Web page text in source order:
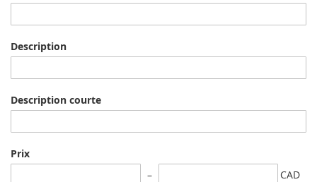
Description
Description courte
Prix
CAD